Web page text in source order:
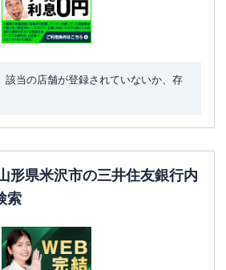
該当の店舗が登録されていないか、存
形県米沢市の三井住友銀行内
索